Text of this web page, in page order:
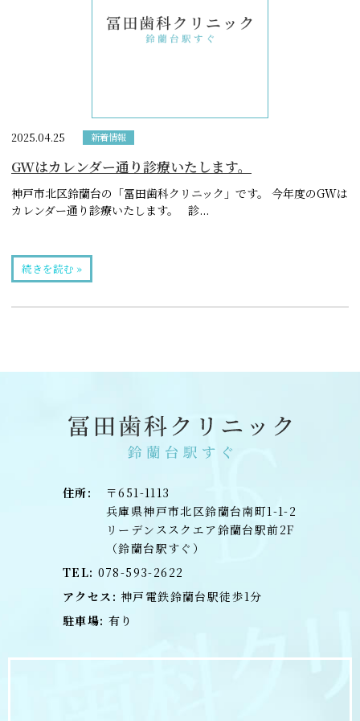
2025.04.25 新着情報
GWはカレンダー通り診療いたします。
神戸市北区鈴蘭台の「冨田歯科クリニック」です。 今年度のGWは
カレンダー通り診療いたします。 診...
続きを読む »
住所:
〒651-1113
兵庫県神戸市北区鈴蘭台南町1-1-2
リーデンススクエア鈴蘭台駅前2F
（鈴蘭台駅すぐ）
TEL: 078-593-2622
アクセス: 神戸電鉄鈴蘭台駅徒歩1分
駐車場: 有り